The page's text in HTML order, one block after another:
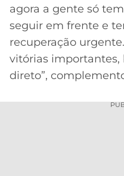
agora a gente só
seguir em frente e
recuperação
vitórias
direto”,